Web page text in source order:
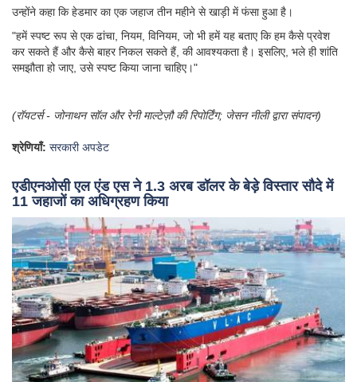
उन्होंने कहा कि हेडमार का एक जहाज तीन महीने से खाड़ी में फंसा हुआ है।
"हमें स्पष्ट रूप से एक ढांचा, नियम, विनियम, जो भी हमें यह बताए कि हम कैसे प्रवेश
कर सकते हैं और कैसे बाहर निकल सकते हैं, की आवश्यकता है। इसलिए, भले ही शांति
समझौता हो जाए, उसे स्पष्ट किया जाना चाहिए।"
(रॉयटर्स - जोनाथन सॉल और रेनी माल्टेज़ौ की रिपोर्टिंग; जेसन नीली द्वारा संपादन)
श्रेणियाँ: सरकारी अपडेट
एडीएनओसी एल एंड एस ने 1.3 अरब डॉलर के बेड़े विस्तार सौदे में
11 जहाजों का अधिग्रहण किया